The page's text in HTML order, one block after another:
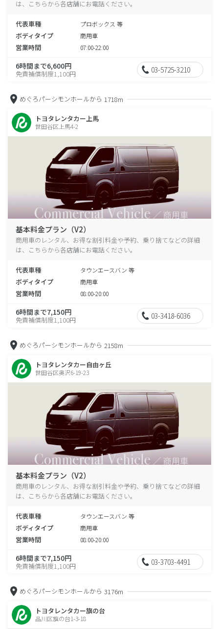
は、こちらから各店舗にお電話ください。
代表車種 プロボックス 等
ボディタイプ 商用車
営業時間 07:00-22:00
6時間まで6,600円
免責補償制度1,100円 03-5725-3210
めぐろパーシモンホールから 1718m
トヨタレンタカー上馬
世田谷区上馬4-2
基本料金プラン（V2）
商用車のレンタル、お得な割引料金や予約、乗り捨てなどの詳細
は、こちらから各店舗にお電話ください。
代表車種 タウンエースバン 等
ボディタイプ 商用車
営業時間 08:00-20:00
6時間まで7,150円
免責補償制度1,100円 03-3418-6036
めぐろパーシモンホールから 2158m
トヨタレンタカー自由ヶ丘
世田谷区奥沢6-19-23
基本料金プラン（V2）
商用車のレンタル、お得な割引料金や予約、乗り捨てなどの詳細
は、こちらから各店舗にお電話ください。
代表車種 タウンエースバン 等
ボディタイプ 商用車
営業時間 08:00-20:00
6時間まで7,150円
免責補償制度1,100円 03-3703-4491
めぐろパーシモンホールから 3176m
トヨタレンタカー旗の台
品川区旗の台1-3-18